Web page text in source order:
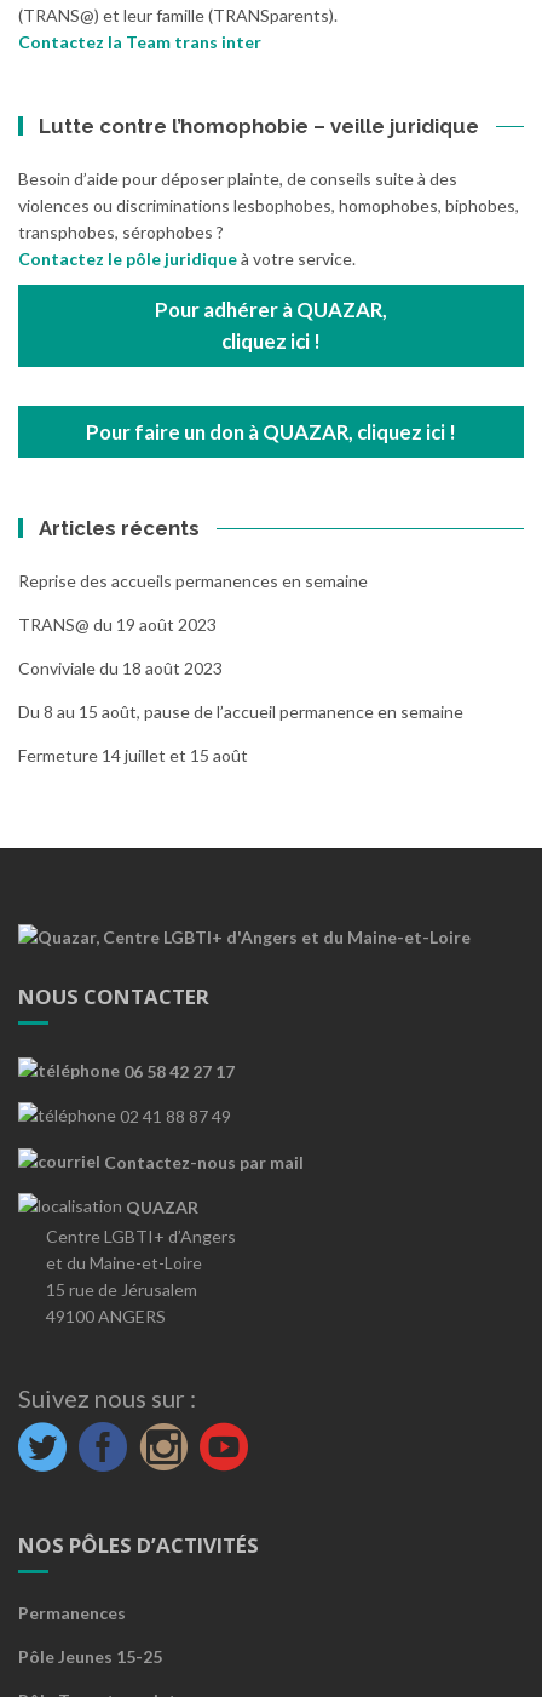
(TRANS@) et leur famille (TRANSparents).
Contactez la Team trans inter
Lutte contre l’homophobie – veille juridique
Besoin d’aide pour déposer plainte, de conseils suite à des
violences ou discriminations lesbophobes, homophobes, biphobes,
transphobes, sérophobes ?
Contactez le pôle juridiqueà votre service.
Pour adhérer à QUAZAR,
cliquez ici !
Pour faire un don à QUAZAR, cliquez ici !
Articles récents
Reprise des accueils permanences en semaine
TRANS@ du 19 août 2023
Conviviale du 18 août 2023
Du 8 au 15 août, pause de l’accueil permanence en semaine
Fermeture 14 juillet et 15 août
NOUS CONTACTER
06 58 42 27 17
02 41 88 87 49
Contactez-nous par mail
QUAZAR
Centre LGBTI+ d’Angers
et du Maine-et-Loire
15 rue de Jérusalem
49100 ANGERS
Suivez nous sur :
NOS PÔLES D’ACTIVITÉS
Permanences
Pôle Jeunes 15-25